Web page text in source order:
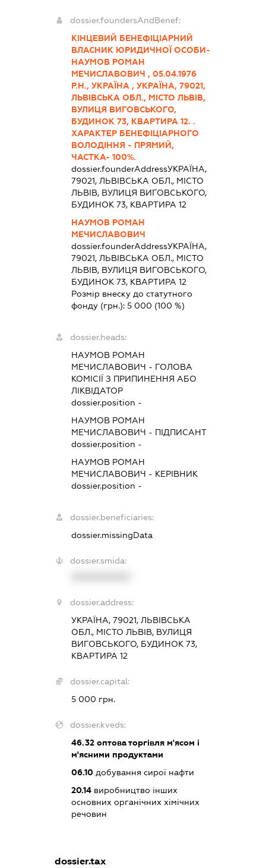
dossier.foundersAndBenef:
КІНЦЕВИЙ БЕНЕФІЦІАРНИЙ
ВЛАСНИК ЮРИДИЧНОЇ ОСОБИ-
НАУМОВ РОМАН
МЕЧИСЛАВОВИЧ , 05.04.1976
Р.Н., УКРАЇНА , УКРАЇНА, 79021,
ЛЬВІВСЬКА ОБЛ., МІСТО ЛЬВІВ,
ВУЛИЦЯ ВИГОВСЬКОГО,
БУДИНОК 73, КВАРТИРА 12. .
ХАРАКТЕР БЕНЕФІЦІАРНОГО
ВОЛОДІННЯ - ПРЯМИЙ,
ЧАСТКА- 100%.
dossier.founderAddressУКРАЇНА,
79021, ЛЬВІВСЬКА ОБЛ., МІСТО
ЛЬВІВ, ВУЛИЦЯ ВИГОВСЬКОГО,
БУДИНОК 73, КВАРТИРА 12
НАУМОВ РОМАН
МЕЧИСЛАВОВИЧ
dossier.founderAddressУКРАЇНА,
79021, ЛЬВІВСЬКА ОБЛ., МІСТО
ЛЬВІВ, ВУЛИЦЯ ВИГОВСЬКОГО,
БУДИНОК 73, КВАРТИРА 12
Розмір внеску до статутного
фонду (грн.): 5 000 (100 %)
dossier.heads:
НАУМОВ РОМАН
МЕЧИСЛАВОВИЧ - ГОЛОВА
КОМІСІЇ З ПРИПИНЕННЯ АБО
ЛІКВІДАТОР
dossier.position -
НАУМОВ РОМАН
МЕЧИСЛАВОВИЧ - ПІДПИСАНТ
dossier.position -
НАУМОВ РОМАН
МЕЧИСЛАВОВИЧ - КЕРІВНИК
dossier.position -
dossier.beneficiaries:
dossier.missingData
dossier.smida:
dossier.address:
УКРАЇНА, 79021, ЛЬВІВСЬКА
ОБЛ., МІСТО ЛЬВІВ, ВУЛИЦЯ
ВИГОВСЬКОГО, БУДИНОК 73,
КВАРТИРА 12
dossier.capital:
5 000 грн.
dossier.kveds:
46.32оптова торгівля м'ясом і
м'ясними продуктами
06.10добування сирої нафти
20.14виробництво інших
основних органічних хімічних
речовин
dossier.tax